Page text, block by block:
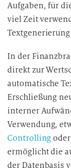
Aufgaben, für
viel Zeit
In der
direkt zur
automatische
Erschließung
interner
Verwendung,
Controlling
ermöglicht die
der Datenbasis